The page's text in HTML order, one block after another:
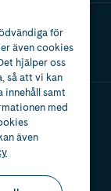
för
även cookies
hjälper oss
så att vi kan
innehåll samt
med
även